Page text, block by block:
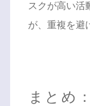
スクが高い活
が、重複を避
まとめ